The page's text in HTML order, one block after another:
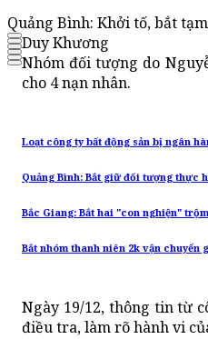
Quảng Bình: Khởi tố, bắt
Duy Khương
Nhóm đối tượng do
cho 4 nạn nhân.
Loạt công ty bất động sản bị ngân
Quảng Bình: Bắt giữ đối tượng thực
Bắc Giang: Bắt hai "con nghiện"
Bắt nhóm thanh niên 2k vận chuyển
Ngày 19/12, thông tin từ
điều tra, làm rõ hành vi